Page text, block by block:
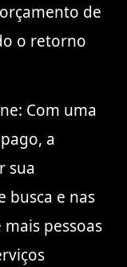
de
o retorno
Com uma
a
sua
busca e nas
pessoas